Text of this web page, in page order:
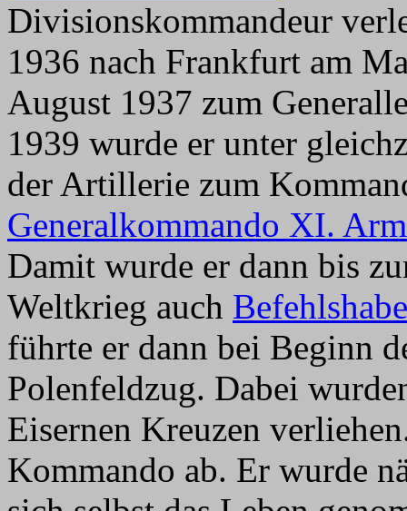
Divisionskommandeur
1936 nach Frankfurt am
August 1937 zum
1939 wurde er unter
der Artillerie zum
Generalkommando XI.
Damit wurde er dann bis
Weltkrieg auch
führte er dann bei Beginn
Polenfeldzug. Dabei
Eisernen Kreuzen
Kommando ab. Er wurde